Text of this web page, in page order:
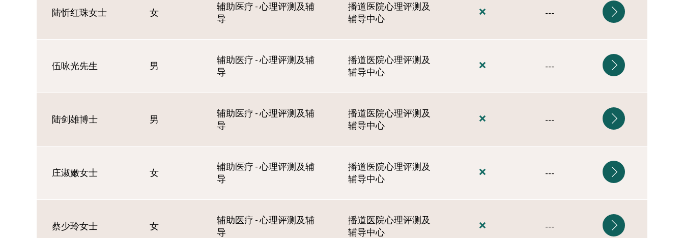
陆忻红珠女士 女
辅助医疗 - 心理评测及辅
导
播道医院心理评测及
辅导中心
---
伍咏光先生 男
辅助医疗 - 心理评测及辅
导
播道医院心理评测及
辅导中心
---
陆剑雄博士 男
辅助医疗 - 心理评测及辅
导
播道医院心理评测及
辅导中心
---
庄淑嫩女士 女
辅助医疗 - 心理评测及辅
导
播道医院心理评测及
辅导中心
---
蔡少玲女士 女
辅助医疗 - 心理评测及辅
导
播道医院心理评测及
辅导中心
---